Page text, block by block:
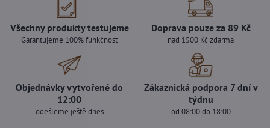
Všechny produkty testujeme
Garantujeme 100% funkčnost
Doprava pouze za 89 Kč
nad 1500 Kč zdarma
Objednávky vytvořené do
12:00
odešleme ještě dnes
Zákaznická podpora 7 dní v
týdnu
od 08:00 do 18:00